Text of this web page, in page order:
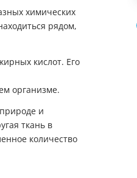
химических
рядом,
кислот. Его
организме.
и
ткань в
количество